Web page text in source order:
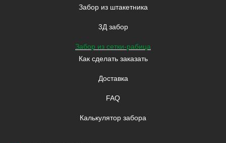
Забор из штакетника
3Д забор
Забор из сетки-рабица
Как сделать заказать
Доставка
FAQ
Калькулятор забора